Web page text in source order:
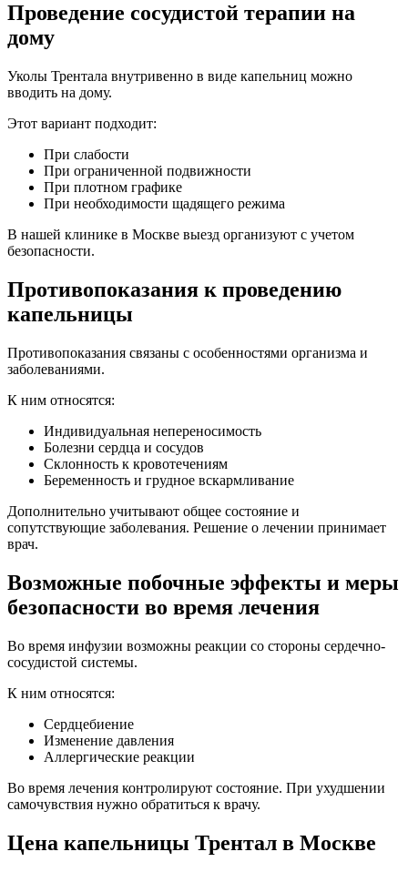
Проведение сосудистой терапии на
дому
Уколы Трентала внутривенно в виде капельниц можно
вводить на дому.
Этот вариант подходит:
При слабости
При ограниченной подвижности
При плотном графике
При необходимости щадящего режима
В нашей клинике в Москве выезд организуют с учетом
безопасности.
Противопоказания к проведению
капельницы
Противопоказания связаны с особенностями организма и
заболеваниями.
К ним относятся:
Индивидуальная непереносимость
Болезни сердца и сосудов
Склонность к кровотечениям
Беременность и грудное вскармливание
Дополнительно учитывают общее состояние и
сопутствующие заболевания. Решение о лечении принимает
врач.
Возможные побочные эффекты и меры
безопасности во время лечения
Во время инфузии возможны реакции со стороны сердечно-
сосудистой системы.
К ним относятся:
Сердцебиение
Изменение давления
Аллергические реакции
Во время лечения контролируют состояние. При ухудшении
самочувствия нужно обратиться к врачу.
Цена капельницы Трентал в Москве